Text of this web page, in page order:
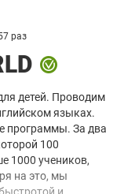
раз
детей. Проводим
языках.
программы. За два
100
1000 учеников,
на это, мы